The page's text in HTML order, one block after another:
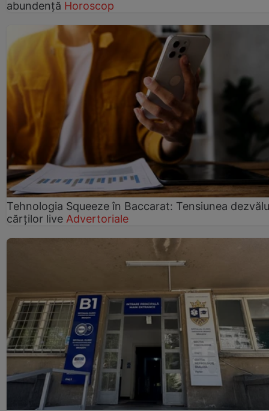
abundență Horoscop
Tehnologia Squeeze în Baccarat: Tensiunea
cărților live Advertoriale